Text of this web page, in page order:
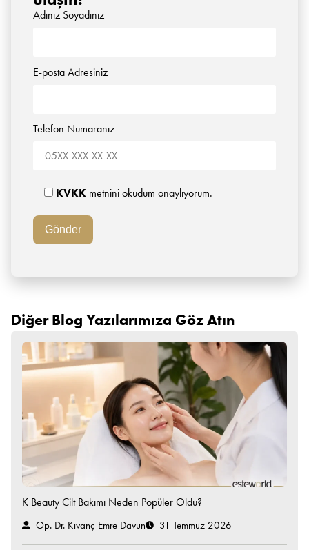
Adınız Soyadınız
E-posta Adresiniz
Telefon Numaranız
KVKK metnini okudum onaylıyorum.
Diğer Blog Yazılarımıza Göz Atın
K Beauty Cilt Bakımı Neden Popüler Oldu?
Op. Dr. Kıvanç Emre Davun 31 Temmuz 2026